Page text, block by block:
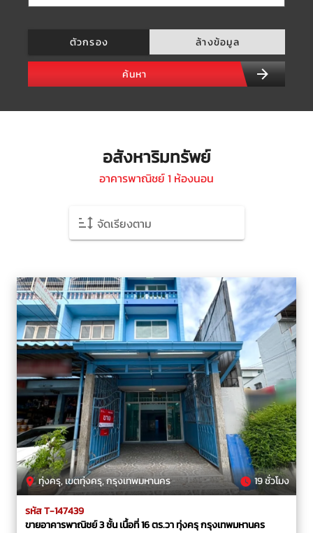
ตัวกรอง ล้างข้อมูล
ค้นหา
อสังหาริมทรัพย์
อาคารพาณิชย์ 1 ห้องนอน
จัดเรียงตาม
ทุ่งครุ, เขตทุ่งครุ, กรุงเทพมหานคร 19 ชั่วโมง
รหัส T-147439
ขายอาคารพาณิชย์ 3 ชั้น เนื้อที่ 16 ตร.วา ทุ่งครุ กรุงเทพมหานคร